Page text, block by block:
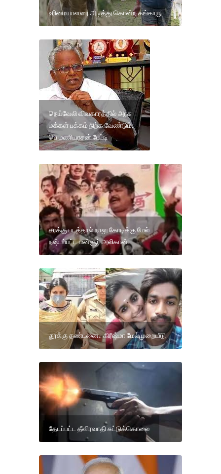
உரிமையாளரை அடித்து கொன்ற கங்காரு
நெய்வேலி விவகாரத்தில் அரசு
மக்கள் பக்கம் நிற்க வேண்டும்.
பெ.மணியரசன் பேட்டி
சரக்கு படத்தால் நாலு கோடிக்கு மேல்
நஷ்டப்பட்ட மன்சூர் அலிகான்.
தூக்கு தண்டனை.. கிரீஷ்மா மேல்முறையீடு
தேடப்பட்ட தீவிரவாதி சுட்டுக்கொலை